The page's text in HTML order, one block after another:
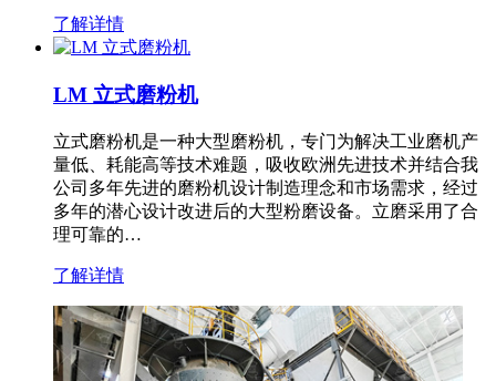
了解详情
LM 立式磨粉机
立式磨粉机是一种大型磨粉机，专门为解决工业磨机产
量低、耗能高等技术难题，吸收欧洲先进技术并结合我
公司多年先进的磨粉机设计制造理念和市场需求，经过
多年的潜心设计改进后的大型粉磨设备。立磨采用了合
理可靠的…
了解详情